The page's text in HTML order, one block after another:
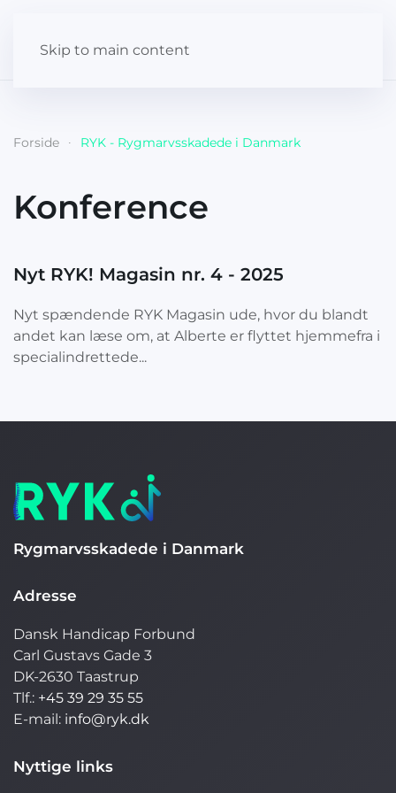
Skip to main content
Forside RYK - Rygmarvsskadede i Danmark
Konference
Nyt RYK! Magasin nr. 4 - 2025
Nyt spændende RYK Magasin ude, hvor du blandt
andet kan læse om, at Alberte er flyttet hjemmefra i
specialindrettede...
Rygmarvsskadede i Danmark
Adresse
Dansk Handicap Forbund
Carl Gustavs Gade 3
DK-2630 Taastrup
Tlf.: +45 39 29 35 55
E-mail: info@ryk.dk
Nyttige links